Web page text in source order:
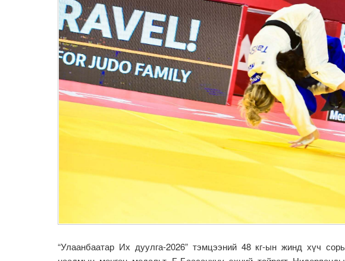
“Улаанбаатар Их дуулга-2026” тэмцээний 48 кг-ын жинд хүч